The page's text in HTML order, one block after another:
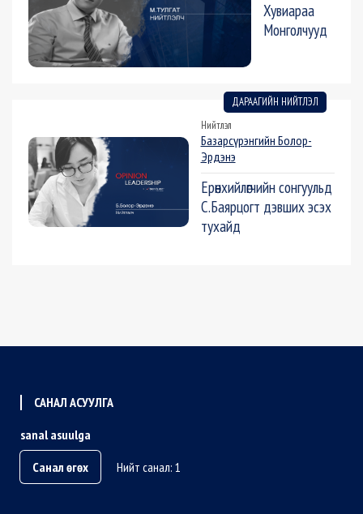
Хувиараа
Монголчууд
ДАРААГИЙН НИЙТЛЭЛ
Нийтлэл
Базарсүрэнгийн Болор-
Эрдэнэ
Ерөнхийлөгчийн сонгуульд
С.Баярцогт дэвших эсэх
тухайд
САНАЛ АСУУЛГА
sanal asuulga
Санал өгөх
Нийт санал: 1